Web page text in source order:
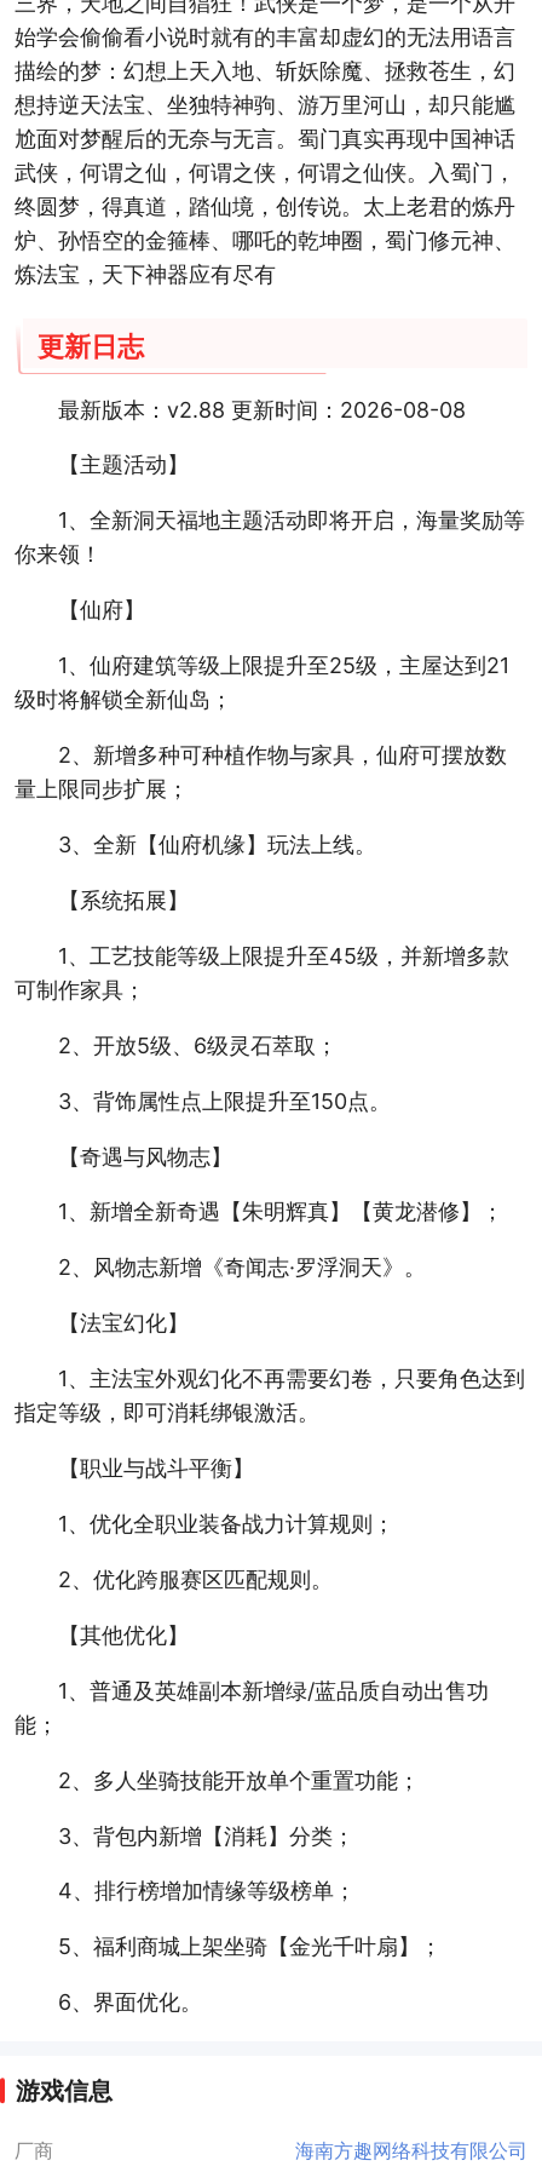
始学会偷偷看小说时就有的丰富却虚幻的无法用语言
描绘的梦：幻想上天入地、斩妖除魔、拯救苍生，幻
想持逆天法宝、坐独特神驹、游万里河山，却只能尴
尬面对梦醒后的无奈与无言。蜀门真实再现中国神话
武侠，何谓之仙，何谓之侠，何谓之仙侠。入蜀门，
终圆梦，得真道，踏仙境，创传说。太上老君的炼丹
炉、孙悟空的金箍棒、哪吒的乾坤圈，蜀门修元神、
炼法宝，天下神器应有尽有
更新日志
最新版本：v2.88 更新时间：2026-08-08
【主题活动】
1、全新洞天福地主题活动即将开启，海量奖励等
你来领！
【仙府】
1、仙府建筑等级上限提升至25级，主屋达到21
级时将解锁全新仙岛；
2、新增多种可种植作物与家具，仙府可摆放数
量上限同步扩展；
3、全新【仙府机缘】玩法上线。
【系统拓展】
1、工艺技能等级上限提升至45级，并新增多款
可制作家具；
2、开放5级、6级灵石萃取；
3、背饰属性点上限提升至150点。
【奇遇与风物志】
1、新增全新奇遇【朱明辉真】【黄龙潜修】；
2、风物志新增《奇闻志·罗浮洞天》。
【法宝幻化】
1、主法宝外观幻化不再需要幻卷，只要角色达到
指定等级，即可消耗绑银激活。
【职业与战斗平衡】
1、优化全职业装备战力计算规则；
2、优化跨服赛区匹配规则。
【其他优化】
1、普通及英雄副本新增绿/蓝品质自动出售功
能；
2、多人坐骑技能开放单个重置功能；
3、背包内新增【消耗】分类；
4、排行榜增加情缘等级榜单；
5、福利商城上架坐骑【金光千叶扇】；
6、界面优化。
游戏信息
厂商 海南方趣网络科技有限公司